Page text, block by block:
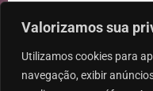
Valorizamos sua
Utilizamos cookies para
navegação, exibir